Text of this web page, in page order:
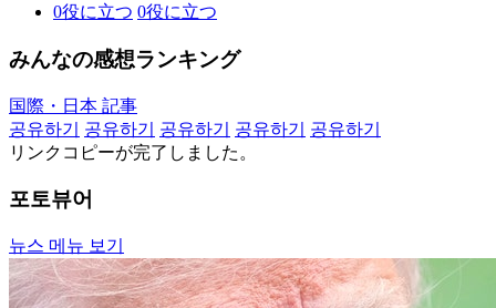
0役に立つ 0役に立つ
みんなの感想ランキング
国際・日本 記事
공유하기
공유하기 공유하기 공유하기
공유하기
リンクコピーが完了しました。
포토뷰어
뉴스 메뉴 보기